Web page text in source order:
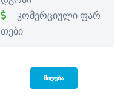
კომერციული ფარ
თები
ᲛᲘᲦᲔᲑᲐ